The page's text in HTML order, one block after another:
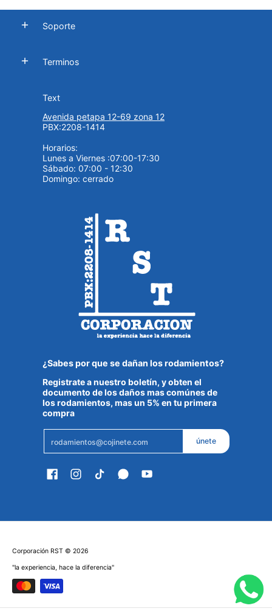
Soporte
Terminos
Text
Avenida petapa 12-69 zona 12
PBX:2208-1414
Horarios:
Lunes a Viernes :07:00-17:30
Sábado: 07:00 - 12:30
Domingo: cerrado
¿Sabes por que se dañan los rodamientos?
Registrate a nuestro boletín, y obten el
documento de los daños mas comúnes de
los rodamientos, mas un 5% en tu primera
compra
únete
Corporación RST © 2026
"la experiencia, hace la diferencia"